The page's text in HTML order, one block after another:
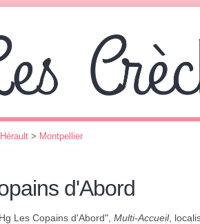
Hérault > Montpellier
d'Abord
Les Copains d'Abord", Multi-Accueil,